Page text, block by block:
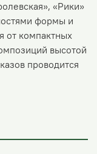
«Рики»
формы и
от компактных
высотой
проводится